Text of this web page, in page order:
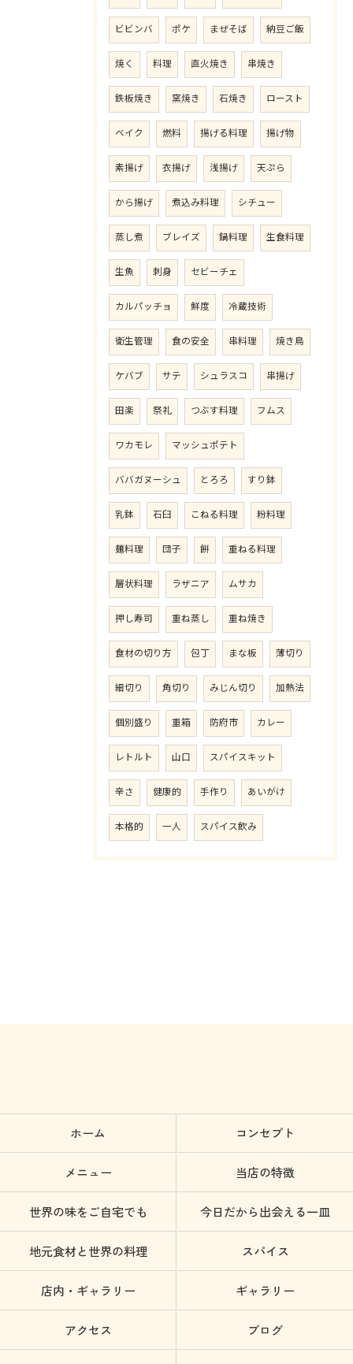
ビビンバ ポケ まぜそば 納豆ご飯
焼く 料理 直火焼き 串焼き
鉄板焼き 窯焼き 石焼き ロースト
ベイク 燃料 揚げる料理 揚げ物
素揚げ 衣揚げ 浅揚げ 天ぷら
から揚げ 煮込み料理 シチュー
蒸し煮 ブレイズ 鍋料理 生食料理
生魚 刺身 セビーチェ
カルパッチョ 鮮度 冷蔵技術
衛生管理 食の安全 串料理 焼き鳥
ケバブ サテ シュラスコ 串揚げ
田楽 祭礼 つぶす料理 フムス
ワカモレ マッシュポテト
ババガヌーシュ とろろ すり鉢
乳鉢 石臼 こねる料理 粉料理
麺料理 団子 餅 重ねる料理
層状料理 ラザニア ムサカ
押し寿司 重ね蒸し 重ね焼き
食材の切り方 包丁 まな板 薄切り
細切り 角切り みじん切り 加熱法
個別盛り 重箱 防府市 カレー
レトルト 山口 スパイスキット
辛さ 健康的 手作り あいがけ
本格的 一人 スパイス飲み
ホーム コンセプト
メニュー 当店の特徴
世界の味をご自宅でも 今日だから出会える一皿
地元食材と世界の料理 スパイス
店内・ギャラリー ギャラリー
アクセス ブログ